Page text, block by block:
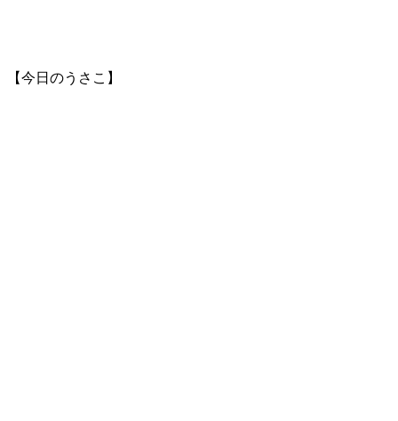
【今日のうさこ】